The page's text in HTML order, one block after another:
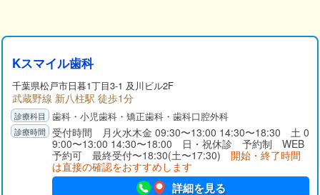
Kスマイル歯科
千葉県松戸市日暮1丁目3-1 及川ビル2F
武蔵野線 新八柱駅 徒歩1分
歯科・小児歯科・矯正歯科・歯科口腔外科
受付時間 月火水木金 09:30〜13:00 14:30〜18:30 土 0
9:00〜13:00 14:30〜18:00 日・祝休診 予約制 WEB
予約可 最終受付〜18:30(土〜17:30) 開始・終了時間
は直接の確認をおすすめします
詳細を見る